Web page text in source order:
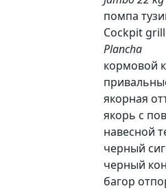
помпа
Cockpit grill
Plancha
кормовой
якорная
якорь с
навесной
черный
черный
багор